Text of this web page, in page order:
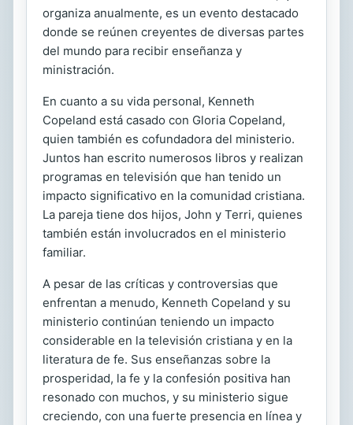
organiza anualmente, es un evento destacado
donde se reúnen creyentes de diversas partes
del mundo para recibir enseñanza y
ministración.
En cuanto a su vida personal, Kenneth
Copeland está casado con Gloria Copeland,
quien también es cofundadora del ministerio.
Juntos han escrito numerosos libros y realizan
programas en televisión que han tenido un
impacto significativo en la comunidad cristiana.
La pareja tiene dos hijos, John y Terri, quienes
también están involucrados en el ministerio
familiar.
A pesar de las críticas y controversias que
enfrentan a menudo, Kenneth Copeland y su
ministerio continúan teniendo un impacto
considerable en la televisión cristiana y en la
literatura de fe. Sus enseñanzas sobre la
prosperidad, la fe y la confesión positiva han
resonado con muchos, y su ministerio sigue
creciendo, con una fuerte presencia en línea y